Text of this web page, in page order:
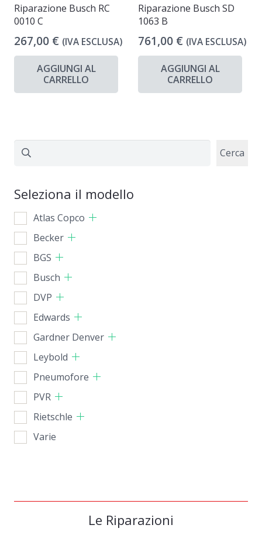
Riparazione Busch RC
0010 C
267,00 € (IVA ESCLUSA)
AGGIUNGI AL
CARRELLO
Riparazione Busch SD
1063 B
761,00 € (IVA ESCLUSA)
AGGIUNGI AL
CARRELLO
Cerca Cerca
Seleziona il modello
Atlas Copco
Becker
BGS
Busch
DVP
Edwards
Gardner Denver
Leybold
Pneumofore
PVR
Rietschle
Varie
Le Riparazioni